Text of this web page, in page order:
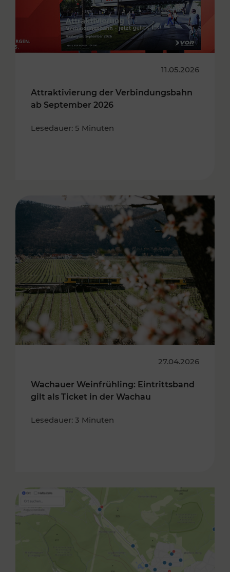
11.05.2026
Attraktivierung der Verbindungsbahn
ab September 2026
Lesedauer: 5 Minuten
27.04.2026
Wachauer Weinfrühling: Eintrittsband
gilt als Ticket in der Wachau
Lesedauer: 3 Minuten